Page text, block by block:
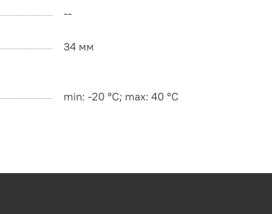
--
34 мм
min: -20 °C; max: 40 °C